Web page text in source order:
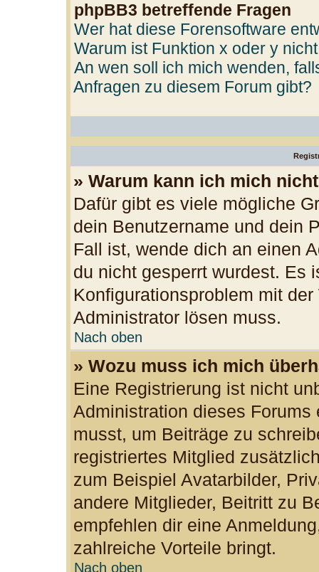
phpBB3 betreffende Fragen
Wer hat diese Forensoftware
Warum ist Funktion x oder y
An wen soll ich mich wenden,
Anfragen zu diesem Forum gibt?
» Warum kann ich mich
Dafür gibt es viele mögliche
dein Benutzername und dein
Fall ist, wende dich an einen
du nicht gesperrt wurdest. Es
Konfigurationsproblem mit
Administrator lösen muss.
Nach oben
» Wozu muss ich mich
Eine Registrierung ist nicht
Administration dieses
musst, um Beiträge zu
registriertes Mitglied
zum Beispiel Avatarbilder,
andere Mitglieder, Beitritt zu
empfehlen dir eine
zahlreiche Vorteile bringt.
Nach oben